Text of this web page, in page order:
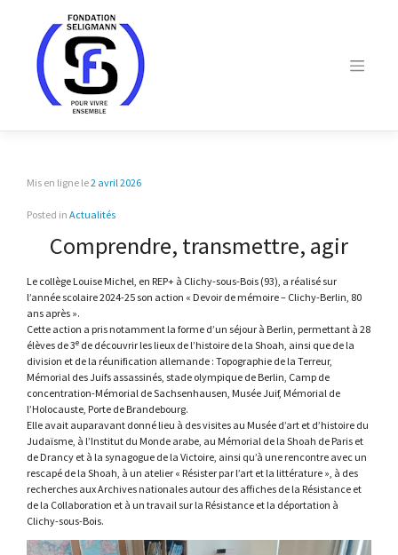
Mis en ligne le2 avril 2026
Posted in Actualités
Comprendre, transmettre, agir
Le collège Louise Michel, en REP+ à Clichy-sous-Bois (93), a réalisé sur
l’année scolaire 2024-25 son action « Devoir de mémoire – Clichy-Berlin, 80
ans après ».
Cette action a pris notamment la forme d’un séjour à Berlin, permettant à 28
élèves de 3e de découvrir les lieux de l’histoire de la Shoah, ainsi que de la
division et de la réunification allemande : Topographie de la Terreur,
Mémorial des Juifs assassinés, stade olympique de Berlin, Camp de
concentration-Mémorial de Sachsenhausen, Musée Juif, Mémorial de
l’Holocauste, Porte de Brandebourg.
Elle avait auparavant donné lieu à des visites au Musée d’art et d’histoire du
Judaïsme, à l’Institut du Monde arabe, au Mémorial de la Shoah de Paris et
de Drancy et à la synagogue de la Victoire, ainsi qu’à une rencontre avec un
rescapé de la Shoah, à un atelier « Résister par l’art et la littérature », à des
recherches aux Archives nationales autour des affiches de la Résistance et
de la Collaboration et à un travail sur la Résistance et la déportation à
Clichy-sous-Bois.